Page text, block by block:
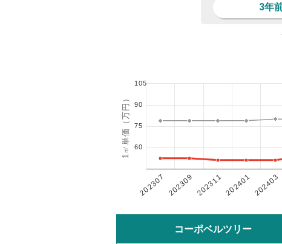
3年
1㎡単価（万円）
202307 202309 202311202401202403
60
75
90
105
コーポベルツリー